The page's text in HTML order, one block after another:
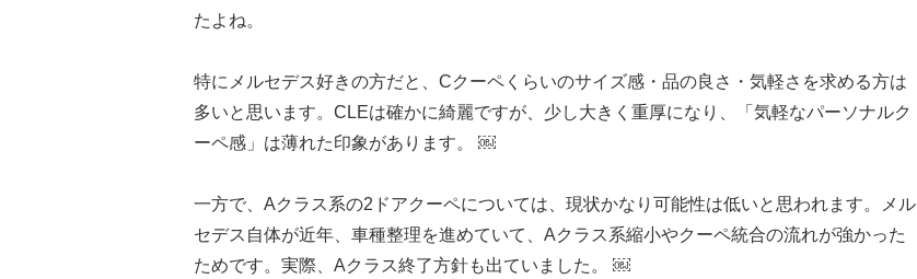
たよね。
特にメルセデス好きの方だと、Cクーペくらいのサイズ感・品の良さ・気軽さを求める方は
多いと思います。CLEは確かに綺麗ですが、少し大きく重厚になり、「気軽なパーソナルク
ーペ感」は薄れた印象があります。 ￼
一方で、Aクラス系の2ドアクーペについては、現状かなり可能性は低いと思われます。メル
セデス自体が近年、車種整理を進めていて、Aクラス系縮小やクーペ統合の流れが強かった
ためです。実際、Aクラス終了方針も出ていました。 ￼